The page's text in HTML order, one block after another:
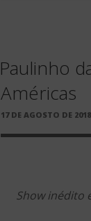
Paulinho
Américas
PUBLICADO
17 DE AGOSTO DE 2018
Show inédito